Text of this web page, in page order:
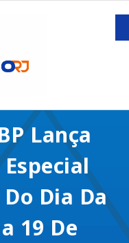
Lança
Dia Da
19 De